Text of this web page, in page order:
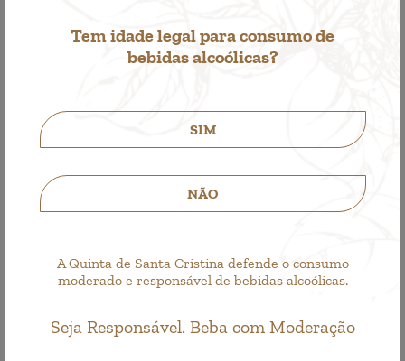
Tem idade legal para consumo de
bebidas alcoólicas?
SIM
NÃO
A Quinta de Santa Cristina defende o consumo
moderado e responsável de bebidas alcoólicas.
Seja Responsável. Beba com Moderação
1,00€